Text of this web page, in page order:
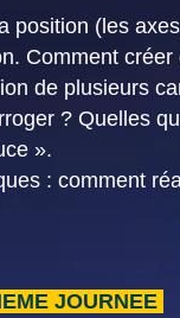
position (les
Comment
de plusieurs
? Quelles
».
: comment
JOURNEE